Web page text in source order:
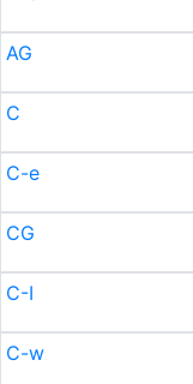
AG
C
C-e
CG
C-I
C-w